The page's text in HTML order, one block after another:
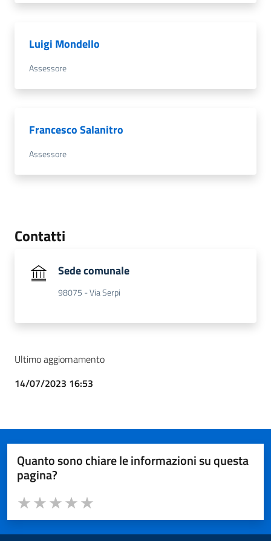
Luigi Mondello
Assessore
Francesco Salanitro
Assessore
Contatti
Sede comunale
98075 - Via Serpi
Ultimo aggiornamento
14/07/2023 16:53
Quanto sono chiare le informazioni su questa
pagina?
Valuta da 1 a 5 stelle la pagina
Valuta 5 stelle su 5
Valuta 4 stelle su 5
Valuta 3 stelle su 5
Valuta 2 stelle su 5
Valuta 1 stelle su 5